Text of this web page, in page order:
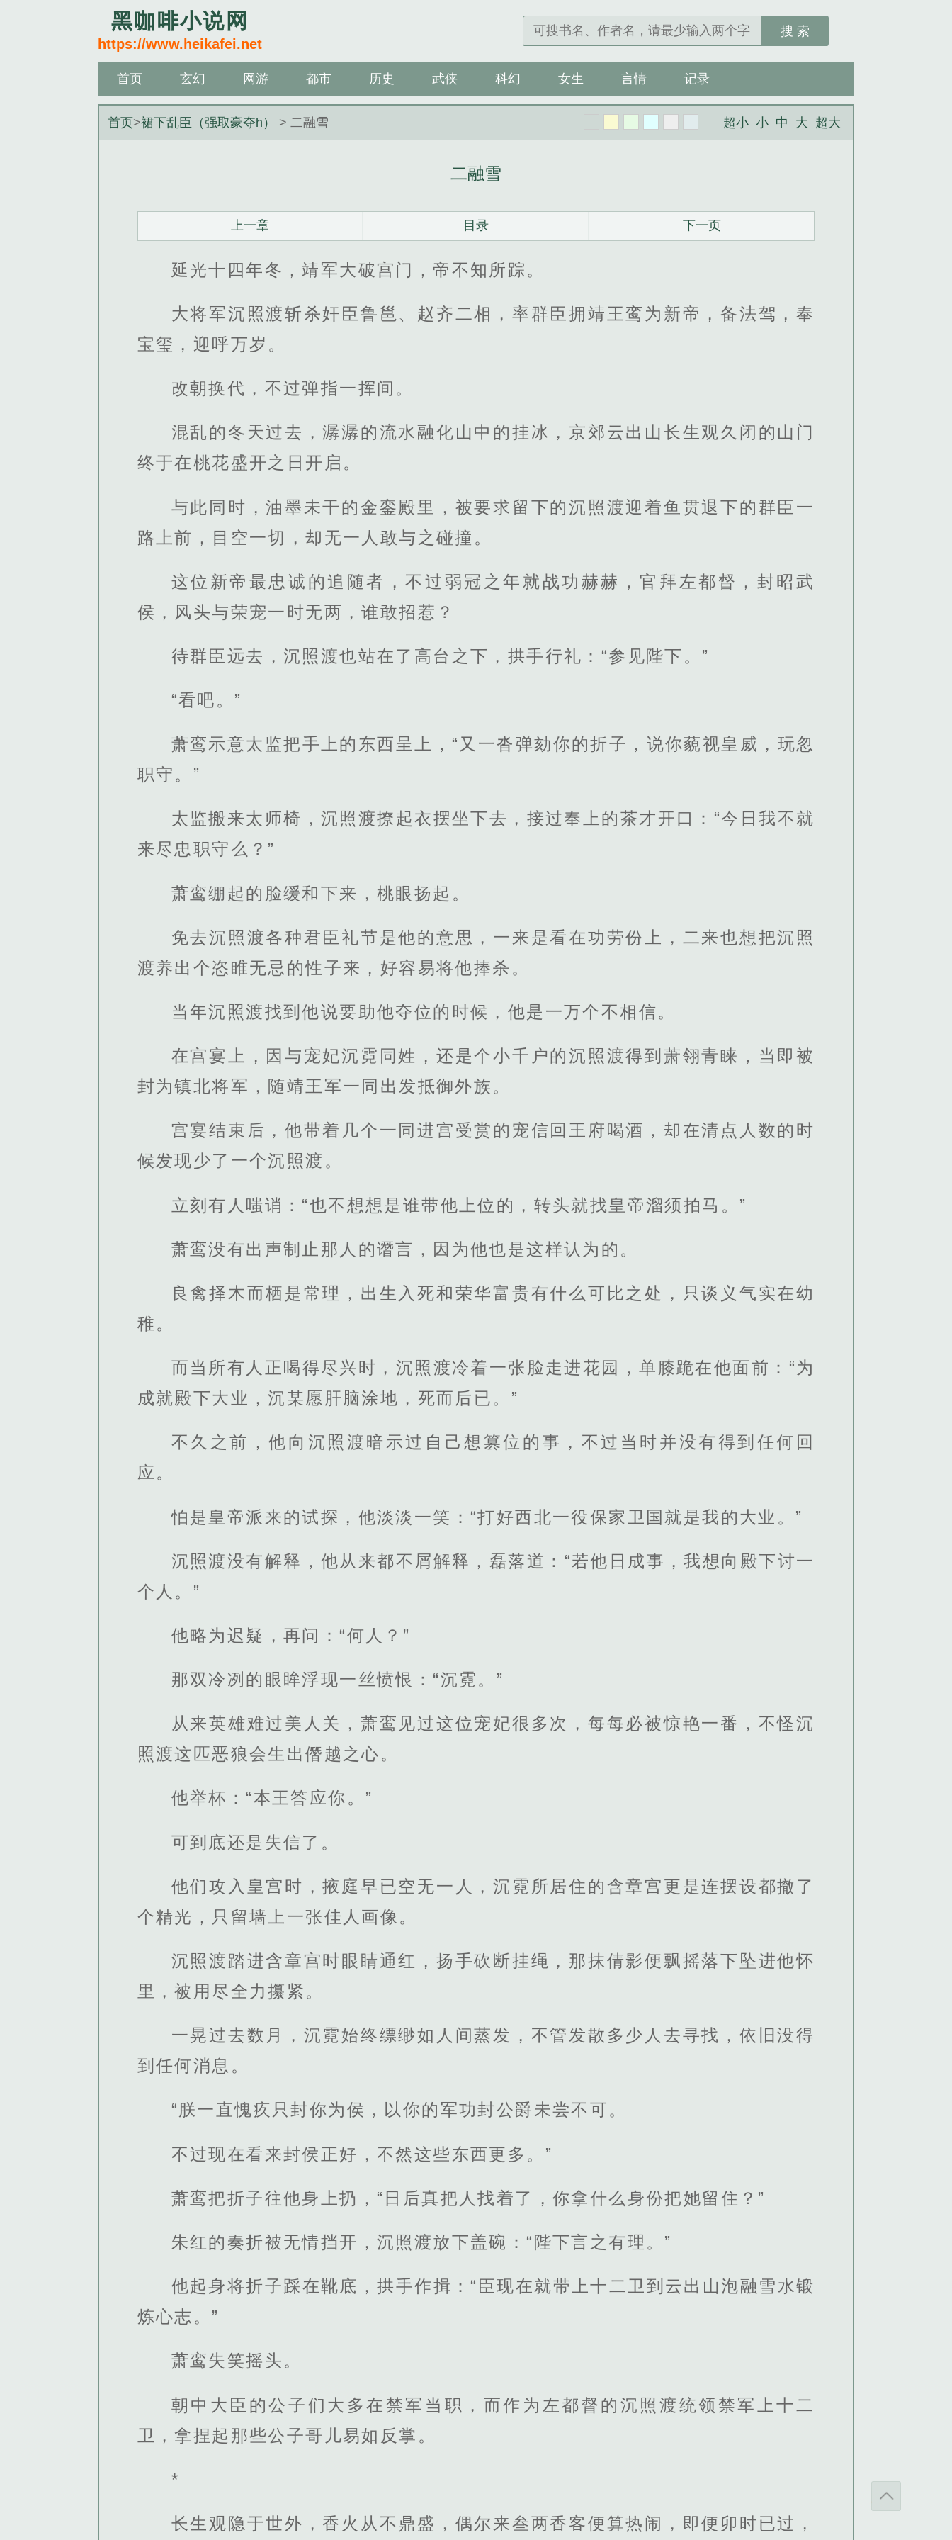
黑咖啡小说网
https://www.heikafei.net
搜 索
首页 玄幻 网游 都市 历史 武侠 科幻 女生 言情 记录
首页>裙下乱臣（强取豪夺h） > 二融雪 超小 小 中 大 超大
二融雪
上一章 目录 下一页
延光十四年冬，靖军大破宫门，帝不知所踪。
大将军沉照渡斩杀奸臣鲁邕、赵齐二相，率群臣拥靖王鸾为新帝，备法驾，奉
宝玺，迎呼万岁。
改朝换代，不过弹指一挥间。
混乱的冬天过去，潺潺的流水融化山中的挂冰，京郊云出山长生观久闭的山门
终于在桃花盛开之日开启。
与此同时，油墨未干的金銮殿里，被要求留下的沉照渡迎着鱼贯退下的群臣一
路上前，目空一切，却无一人敢与之碰撞。
这位新帝最忠诚的追随者，不过弱冠之年就战功赫赫，官拜左都督，封昭武
侯，风头与荣宠一时无两，谁敢招惹？
待群臣远去，沉照渡也站在了高台之下，拱手行礼：“参见陛下。”
“看吧。”
萧鸾示意太监把手上的东西呈上，“又一沓弹劾你的折子，说你藐视皇威，玩忽
职守。”
太监搬来太师椅，沉照渡撩起衣摆坐下去，接过奉上的茶才开口：“今日我不就
来尽忠职守么？”
萧鸾绷起的脸缓和下来，桃眼扬起。
免去沉照渡各种君臣礼节是他的意思，一来是看在功劳份上，二来也想把沉照
渡养出个恣睢无忌的性子来，好容易将他捧杀。
当年沉照渡找到他说要助他夺位的时候，他是一万个不相信。
在宫宴上，因与宠妃沉霓同姓，还是个小千户的沉照渡得到萧翎青睐，当即被
封为镇北将军，随靖王军一同出发抵御外族。
宫宴结束后，他带着几个一同进宫受赏的宠信回王府喝酒，却在清点人数的时
候发现少了一个沉照渡。
立刻有人嗤诮：“也不想想是谁带他上位的，转头就找皇帝溜须拍马。”
萧鸾没有出声制止那人的谮言，因为他也是这样认为的。
良禽择木而栖是常理，出生入死和荣华富贵有什么可比之处，只谈义气实在幼
稚。
而当所有人正喝得尽兴时，沉照渡冷着一张脸走进花园，单膝跪在他面前：“为
成就殿下大业，沉某愿肝脑涂地，死而后已。”
不久之前，他向沉照渡暗示过自己想篡位的事，不过当时并没有得到任何回
应。
怕是皇帝派来的试探，他淡淡一笑：“打好西北一役保家卫国就是我的大业。”
沉照渡没有解释，他从来都不屑解释，磊落道：“若他日成事，我想向殿下讨一
个人。”
他略为迟疑，再问：“何人？”
那双冷冽的眼眸浮现一丝愤恨：“沉霓。”
从来英雄难过美人关，萧鸾见过这位宠妃很多次，每每必被惊艳一番，不怪沉
照渡这匹恶狼会生出僭越之心。
他举杯：“本王答应你。”
可到底还是失信了。
他们攻入皇宫时，掖庭早已空无一人，沉霓所居住的含章宫更是连摆设都撤了
个精光，只留墙上一张佳人画像。
沉照渡踏进含章宫时眼睛通红，扬手砍断挂绳，那抹倩影便飘摇落下坠进他怀
里，被用尽全力攥紧。
一晃过去数月，沉霓始终缥缈如人间蒸发，不管发散多少人去寻找，依旧没得
到任何消息。
“朕一直愧疚只封你为侯，以你的军功封公爵未尝不可。
不过现在看来封侯正好，不然这些东西更多。”
萧鸾把折子往他身上扔，“日后真把人找着了，你拿什么身份把她留住？”
朱红的奏折被无情挡开，沉照渡放下盖碗：“陛下言之有理。”
他起身将折子踩在靴底，拱手作揖：“臣现在就带上十二卫到云出山泡融雪水锻
炼心志。”
萧鸾失笑摇头。
朝中大臣的公子们大多在禁军当职，而作为左都督的沉照渡统领禁军上十二
卫，拿捏起那些公子哥儿易如反掌。
*
长生观隐于世外，香火从不鼎盛，偶尔来叁两香客便算热闹，即便卯时已过，